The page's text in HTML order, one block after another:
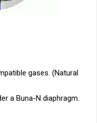
gases. (Natural
a Buna-N diaphragm.